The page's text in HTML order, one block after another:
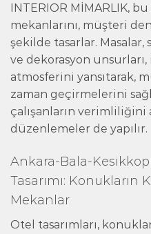
INTERIOR MİMARLIK,
mekanlarını, müşteri
şekilde tasarlar. Masalar,
ve dekorasyon unsurları,
atmosferini yansıtarak,
zaman geçirmelerini
çalışanların verimliliğini
düzenlemeler de yapılır.
Ankara-Bala-
Tasarımı: Konukların
Mekanlar
Otel tasarımları,